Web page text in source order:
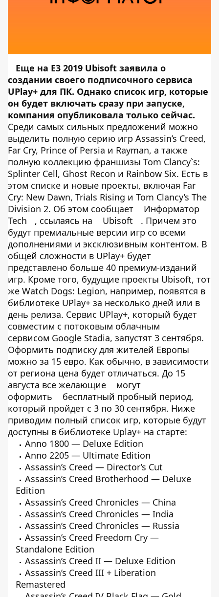
Еще на E3 2019 Ubisoft заявила о
создании своего подписочного сервиса
UPlay+ для ПК. Однако список игр, которые
он будет включать сразу при запуске,
компания опубликовала только сейчас.
Среди самых сильных предложений можно
выделить полную серию игр Assassin’s Creed,
Far Cry, Prince of Persia и Rayman, а также
полную коллекцию франшизы Tom Clancy`s:
Splinter Cell, Ghost Recon и Rainbow Six. Есть в
этом списке и новые проекты, включая Far
Cry: New Dawn, Trials Rising и Tom Clancy’s The
Division 2. Об этом сообщает
Информатор
Tech
, ссылаясь на Ubisoft
. Причем это
будут премиальные версии игр со всеми
дополнениями и эксклюзивным контентом. В
общей сложности в UPlay+ будет
представлено больше 40 премиум-изданий
игр. Кроме того, будущие проекты Ubisoft, тот
же Watch Dogs: Legion, например, появятся в
библиотеке UPlay+ за несколько дней или в
день релиза. Сервис UPlay+, который будет
совместим с потоковым облачным
сервисом Google Stadia, запустят 3 сентября.
Оформить подписку для жителей Европы
можно за 15 евро. Как обычно, в зависимости
от региона цена будет отличаться. До 15
августа все желающие
могут
оформить
бесплатный пробный период,
который пройдет с 3 по 30 сентября. Ниже
приводим полный список игр, которые будут
доступны в библиотеке Uplay+ на старте:
Anno 1800 — Deluxe Edition
Anno 2205 — Ultimate Edition
Assassin’s Creed — Director’s Cut
Assassin’s Creed Brotherhood — Deluxe
Edition
Assassin’s Creed Chronicles — China
Assassin’s Creed Chronicles — India
Assassin’s Creed Chronicles — Russia
Assassin’s Creed Freedom Cry —
Standalone Edition
Assassin’s Creed II — Deluxe Edition
Assassin’s Creed III + Liberation
Remastered